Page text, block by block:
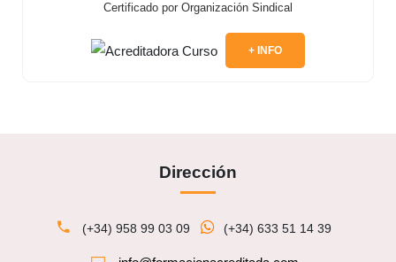
Certificado por Organización Sindical
+ INFO
Dirección
(+34) 958 99 03 09 (+34) 633 51 14 39